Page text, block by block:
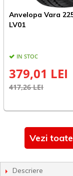
Anvelopa Vara
LV01
IN STOC
379,01 LEI
417,26 LEI
Vezi
Descriere